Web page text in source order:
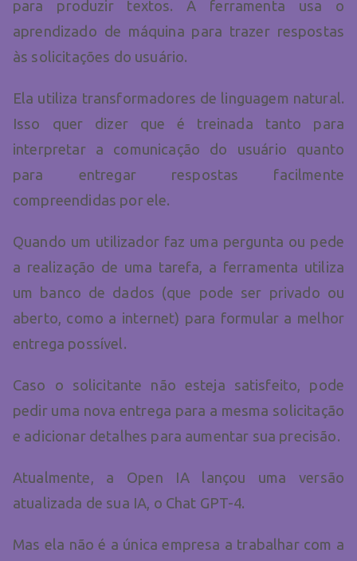
para produzir textos. A ferramenta usa o
aprendizado de máquina para trazer respostas
às solicitações do usuário.
Ela utiliza transformadores de linguagem natural.
Isso quer dizer que é treinada tanto para
interpretar a comunicação do usuário quanto
para entregar respostas facilmente
compreendidas por ele.
Quando um utilizador faz uma pergunta ou pede
a realização de uma tarefa, a ferramenta utiliza
um banco de dados (que pode ser privado ou
aberto, como a internet) para formular a melhor
entrega possível.
Caso o solicitante não esteja satisfeito, pode
pedir uma nova entrega para a mesma solicitação
e adicionar detalhes para aumentar sua precisão.
Atualmente, a Open IA lançou uma versão
atualizada de sua IA, o Chat GPT-4.
Mas ela não é a única empresa a trabalhar com a